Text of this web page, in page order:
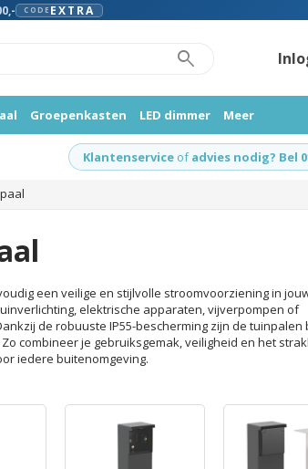
CODE EXTRA
search
Groepenkasten LED dimmer Meer
Klantenservice of advies nodig? Bel
een veilige en stijlvolle stroomvoorziening in
elektrische apparaten, vijverpompen of
de robuuste IP55-bescherming zijn de tuinpalen
combineer je gebruiksgemak, veiligheid en het
iedere buitenomgeving.